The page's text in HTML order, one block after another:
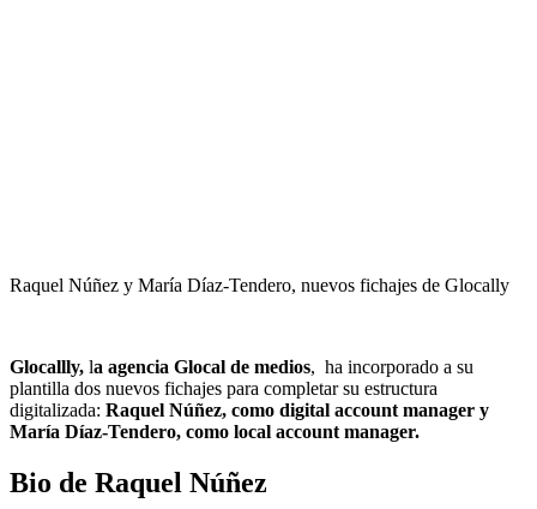
Raquel Núñez y María Díaz-Tendero, nuevos fichajes de Glocally
Glocallly, la agencia Glocal de medios, ha incorporado a su
plantilla dos nuevos fichajes para completar su estructura
digitalizada: Raquel Núñez, como digital account manager y
María Díaz-Tendero, como local account manager.
Bio de Raquel Núñez